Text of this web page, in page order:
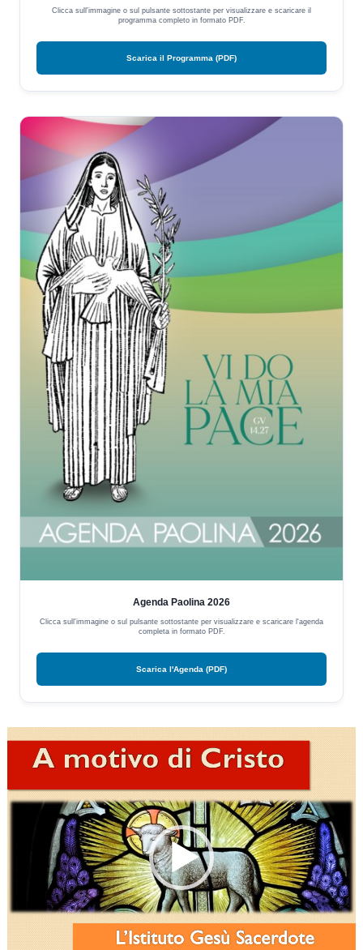
Clicca sull'immagine o sul pulsante sottostante per visualizzare e scaricare il
programma completo in formato PDF.
Scarica il Programma (PDF)
Agenda Paolina 2026
Clicca sull'immagine o sul pulsante sottostante per visualizzare e scaricare l'agenda
completa in formato PDF.
Scarica l'Agenda (PDF)
Player